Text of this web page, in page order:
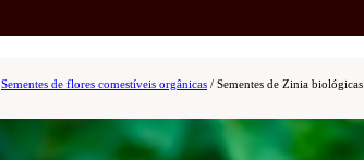
Sementes de flores comestíveis orgânicas / Sementes de Zinia biológicas